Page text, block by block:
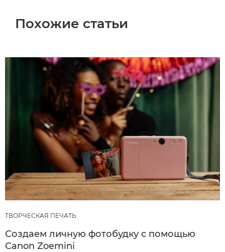
Похожие статьи
ТВОРЧЕСКАЯ ПЕЧАТЬ
Создаем личную фотобудку с помощью
Canon Zoemini